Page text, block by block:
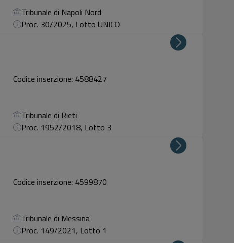
Tribunale di Napoli Nord
Proc. 30/2025, Lotto UNICO
Codice inserzione: 4588427
Tribunale di Rieti
Proc. 1952/2018, Lotto 3
Codice inserzione: 4599870
Tribunale di Messina
Proc. 149/2021, Lotto 1